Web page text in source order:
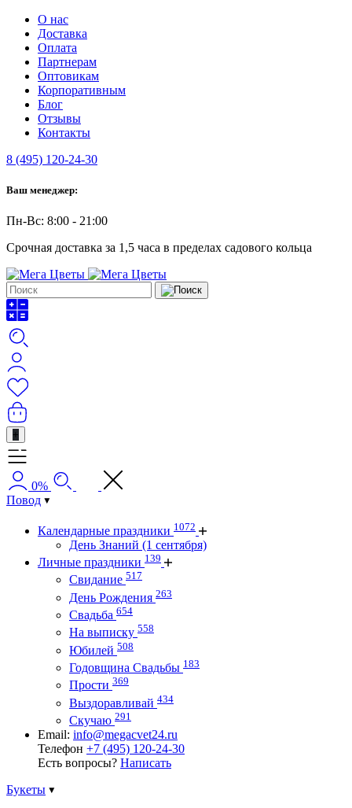
О нас
Доставка
Оплата
Партнерам
Оптовикам
Корпоративным
Блог
Отзывы
Контакты
8 (495) 120-24-30
Ваш менеджер:
Пн-Вс: 8:00 - 21:00
Срочная доставка за 1,5 часа в пределах садового кольца
+
0%
Повод
Календарные праздники 1072
День Знаний (1 сентября)
Личные праздники 139
Свидание 517
День Рождения 263
Свадьба 654
На выписку 558
Юбилей 508
Годовщина Свадьбы 183
Прости 369
Выздоравливай 434
Скучаю 291
Email: info@megacvet24.ru
Телефон +7 (495) 120-24-30
Есть вопросы? Написать
Букеты